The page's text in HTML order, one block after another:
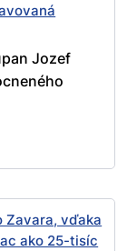
Jozef
Zavara, vďaka
ako 25-tisíc